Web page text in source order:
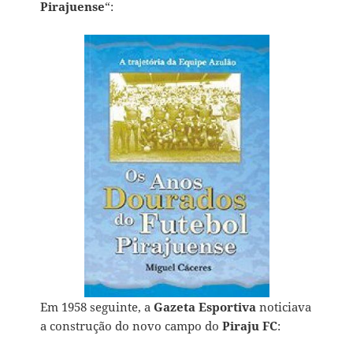
Pirajuense“:
Em 1958 seguinte, a Gazeta Esportiva noticiava
a construção do novo campo doPiraju FC: